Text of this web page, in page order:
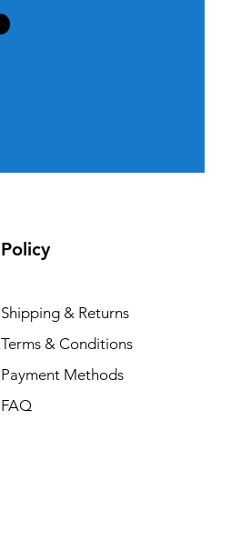
Policy
Shipping & Returns
Terms & Conditions
Payment Methods
FAQ